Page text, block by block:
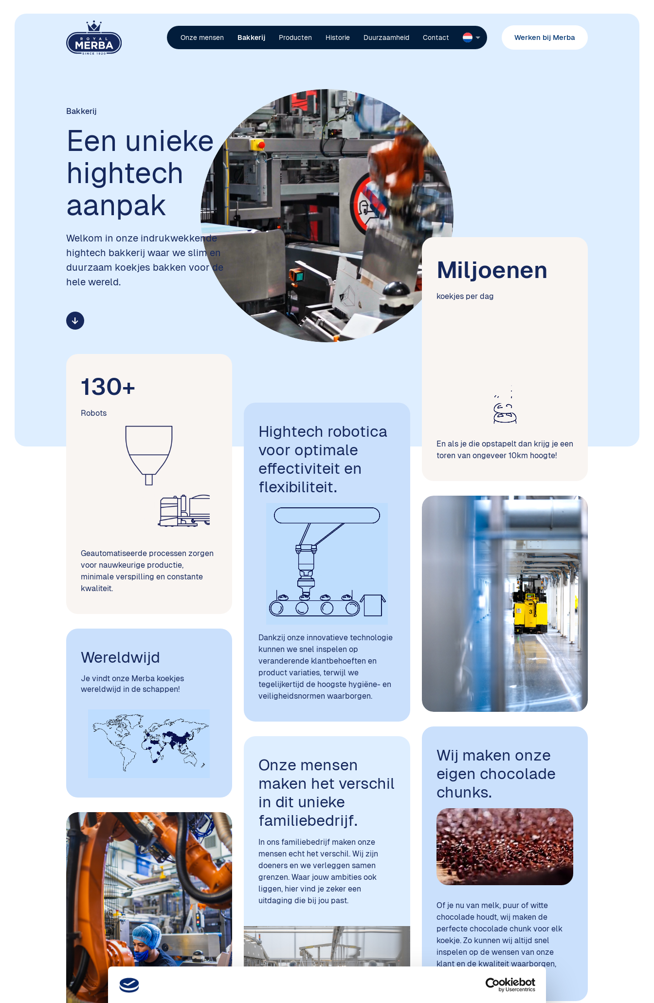
Onze mensen Bakkerij Producten Historie Duurzaamheid Contact Werken bij Merba
Bakkerij
Een unieke
hightech
aanpak
Welkom in onze indrukwekkende
hightech bakkerij waar we slim en
duurzaam koekjes bakken voor de
hele wereld.
arrow_downward_alt
130+
Robots
Geautomatiseerde processen zorgen
voor nauwkeurige productie,
minimale verspilling en constante
kwaliteit.
Wereldwijd
Je vindt onze Merba koekjes
wereldwijd in de schappen!
Hightech robotica
voor optimale
effectiviteit en
flexibiliteit.
Dankzij onze innovatieve technologie
kunnen we snel inspelen op
veranderende klantbehoeften en
product variaties, terwijl we
tegelijkertijd de hoogste hygiëne- en
veiligheidsnormen waarborgen.
Onze mensen
maken het verschil
in dit unieke
familiebedrijf.
In ons familiebedrijf maken onze
mensen echt het verschil. Wij zijn
doeners en we verleggen samen
grenzen. Waar jouw ambities ook
liggen, hier vind je zeker een
uitdaging die bij jou past.
Miljoenen
koekjes per dag
En als je die opstapelt dan krijg je een
toren van ongeveer 10km hoogte!
Wij maken onze
eigen chocolade
chunks.
Of je nu van melk, puur of witte
chocolade houdt, wij maken de
perfecte chocolade chunk voor elk
koekje. Zo kunnen wij altijd snel
inspelen op de wensen van onze
klant en de kwaliteit waarborgen,
zonder compromissen!